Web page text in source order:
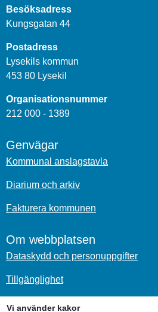
Vi använder kakor
Besöksadress
Kungsgatan 44
Postadress
Lysekils kommun
453 80 Lysekil
Organisationsnummer
212 000 - 1389
Genvägar
Kommunal anslagstavla
Diarium och arkiv
Fakturera kommunen
Om webbplatsen
Dataskydd och personuppgifter
Tillgänglighet
Om kakor